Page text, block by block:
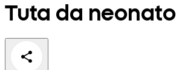
Tuta da neonato